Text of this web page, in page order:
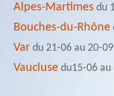
Alpes-Martimes du
Bouches-du-Rhône
Var du 21-06 au 20-09
Vaucluse du15-06 au